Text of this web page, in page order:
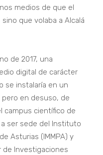
medios de que el
que volaba a Alcalá
de 2017, una
digital de carácter
se instalaría en un
en desuso, de
campus científico de
ser sede del Instituto
Asturias (IMMPA) y
de Investigaciones